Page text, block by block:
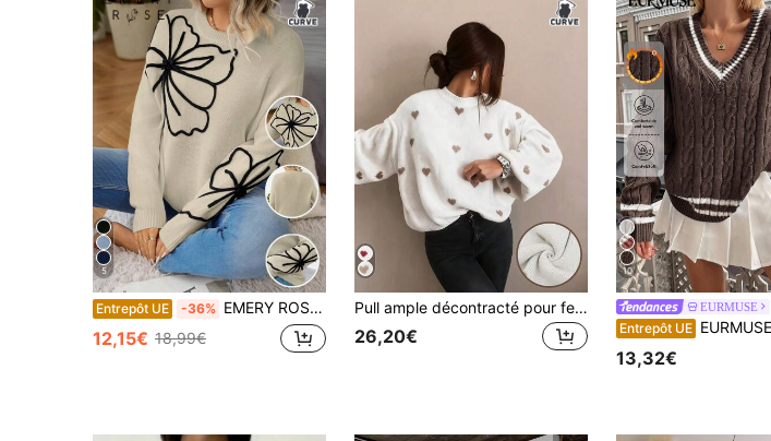
5
Entrepôt UE -36% EMERY ROSE pull décontracté minimaliste à col rond, manches longues, avec détails de motif floral. pull tricoté pour l'hiver et l'automne, tailles plus
12,15€ 18,99€
Pull ample décontracté pour femmes grandes tailles, motif cœur, épaules tombantes, manches longues, blanc, automne
26,20€
10
EURMUSE
Entrepôt UE EURMUSE Pull à col rond avec
13,32€